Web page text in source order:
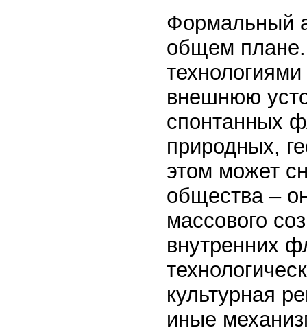
Формальный
общем
внешнюю
спонтанных
природных,
этом может
общества –
массового
внутренних
культурная
иные